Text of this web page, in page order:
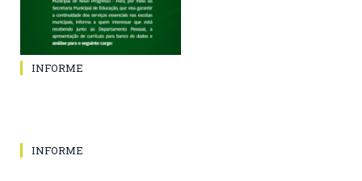
INFORME
INFORME